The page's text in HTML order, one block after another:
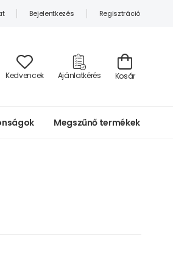
Bejelentkezés Regisztráció
Kedvencek Ajánlatkérés Kosár
Megszűnő termékek